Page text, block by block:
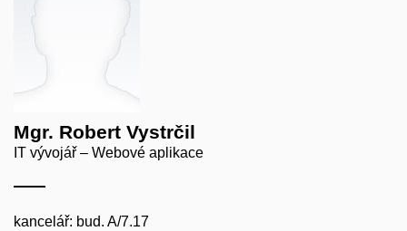
Mgr. Robert Vystrčil
IT vývojář – Webové aplikace
kancelář: bud. A/7.17